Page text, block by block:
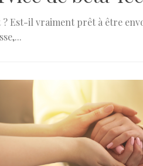
Est-il vraiment prêt à être